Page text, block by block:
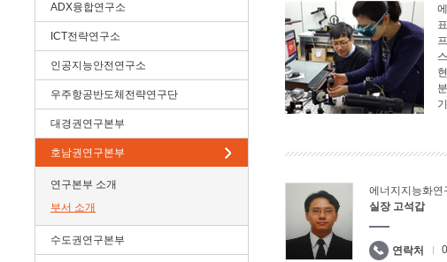
ADX융합연구소
ICT전략연구소
인공지능안전연구소
우주항공반도체전략연구단
대경권연구본부
호남권연구본부
연구본부 소개
부서 소개
수도권연구본부
에너지지능화연
실장 고석갑
연락처